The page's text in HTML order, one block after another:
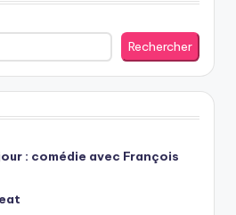
Rechercher
: comédie avec François